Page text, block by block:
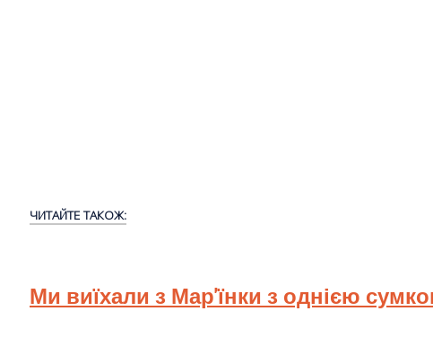
ЧИТАЙТЕ ТАКОЖ:
Ми виїхали з Мар'їнки з однією